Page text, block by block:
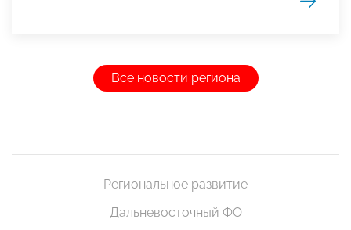
Все новости региона
Региональное развитие
Дальневосточный ФО